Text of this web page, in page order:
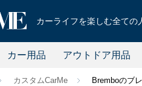
カーライフを楽しむ全ての
カー用品 アウトドア用品
カスタムCarMe Bremboのブ